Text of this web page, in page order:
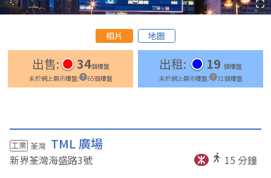
相片 地圖
出售: 34個樓盤
未於網上顯示樓盤: 65個樓盤
出租: 19 個樓盤
未於網上顯示樓盤: 31個樓盤
工業 荃灣 TML 廣場
新界荃灣海盛路3號 15 分鐘